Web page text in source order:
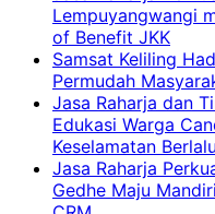
Lempuyangwangi
of Benefit JKK
Samsat Keliling
Permudah
Jasa Raharja dan
Edukasi Warga
Keselamatan
Jasa Raharja
Gedhe Maju